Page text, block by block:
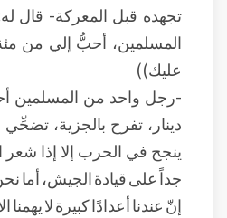
تجهده قبل المعركة- قال
المسلمين، أحبُّ إلي من
عليك))
-رجل واحد من المسلمين
دينار، تفرح بالجزية، تضحِّي
ينجح في الحرب إلا إذا شعر
جداً على قيادة الجيش، أما
إنّ عندنا أعدادًا كبيرة لا يهمنا